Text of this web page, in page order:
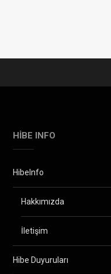
HIBE INFO
HibeInfo
Hakkımızda
İletişim
Hibe Duyuruları